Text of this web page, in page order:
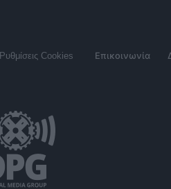
Ρυθμίσεις Cookies Επικοινωνία